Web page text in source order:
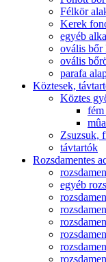
Félkör
Kerek
egyéb
ovális bőr
ovális
parafa
Köztesek,
Köztes
Zsuzsuk,
távtartók
Rozsdamentes
egyéb